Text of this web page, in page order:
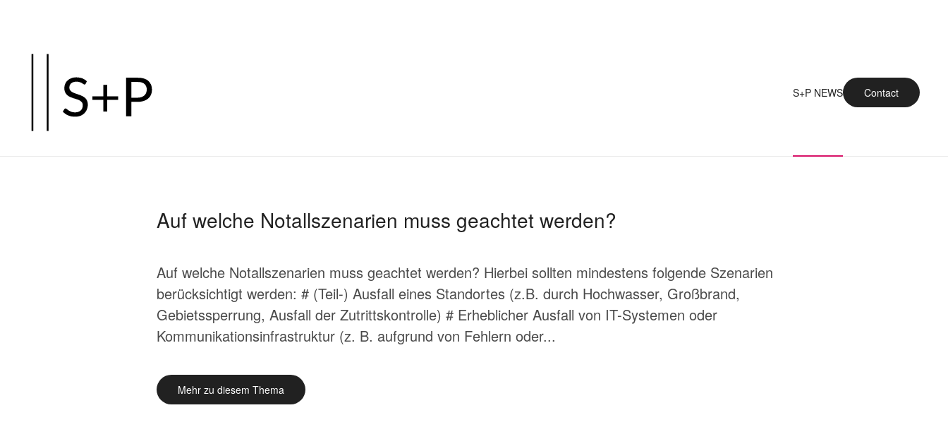
springen
S+P NEWS Contact
Auf welche Notallszenarien muss geachtet werden?
Auf welche Notallszenarien muss geachtet werden? Hierbei sollten mindestens folgende Szenarien
berücksichtigt werden: # (Teil-) Ausfall eines Standortes (z.B. durch Hochwasser, Großbrand,
Gebietssperrung, Ausfall der Zutrittskontrolle) # Erheblicher Ausfall von IT-Systemen oder
Kommunikationsinfrastruktur (z. B. aufgrund von Fehlern oder...
Mehr zu diesem Thema